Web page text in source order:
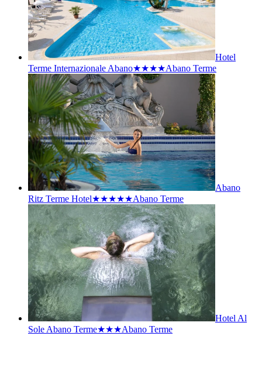
Hotel
Terme Internazionale Abano★★★★Abano Terme
Abano
Ritz Terme Hotel★★★★★Abano Terme
Hotel Al
Sole Abano Terme★★★Abano Terme